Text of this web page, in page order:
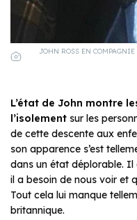
JOHN ROSS EN
L’état de John montre
l’isolement sur les
de cette descente aux
son apparence s’est
dans un état déplorable. Il
il a besoin de nous voir et
Tout cela lui manque
britannique.